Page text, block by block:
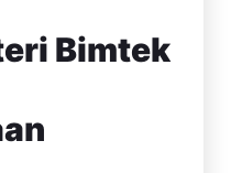
Bimtek